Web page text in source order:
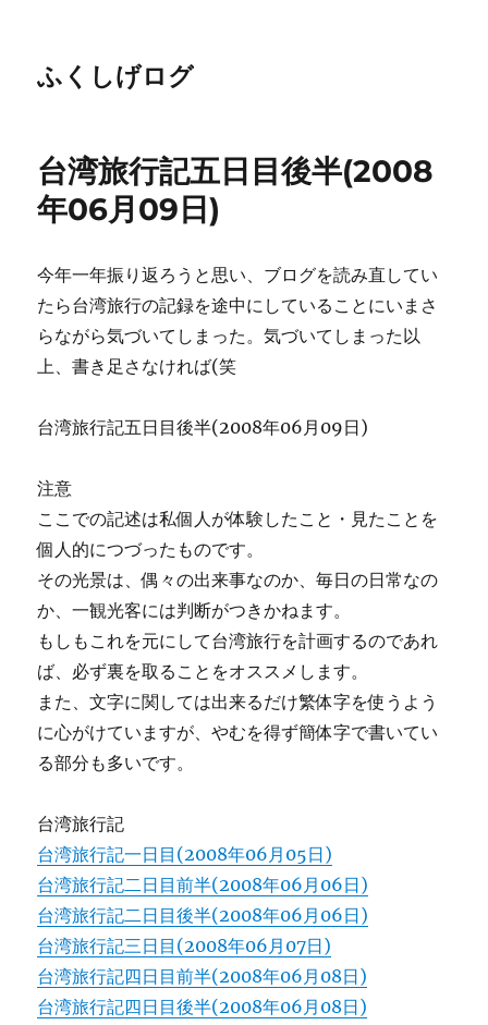
ふくしげログ
台湾旅行記五日目後半(2008
年06月09日)
今年一年振り返ろうと思い、ブログを読み直してい
たら台湾旅行の記録を途中にしていることにいまさ
らながら気づいてしまった。気づいてしまった以
上、書き足さなければ(笑
台湾旅行記五日目後半(2008年06月09日)
注意
ここでの記述は私個人が体験したこと・見たことを
個人的につづったものです。
その光景は、偶々の出来事なのか、毎日の日常なの
か、一観光客には判断がつきかねます。
もしもこれを元にして台湾旅行を計画するのであれ
ば、必ず裏を取ることをオススメします。
また、文字に関しては出来るだけ繁体字を使うよう
に心がけていますが、やむを得ず簡体字で書いてい
る部分も多いです。
台湾旅行記
台湾旅行記一日目(2008年06月05日)
台湾旅行記二日目前半(2008年06月06日)
台湾旅行記二日目後半(2008年06月06日)
台湾旅行記三日目(2008年06月07日)
台湾旅行記四日目前半(2008年06月08日)
台湾旅行記四日目後半(2008年06月08日)